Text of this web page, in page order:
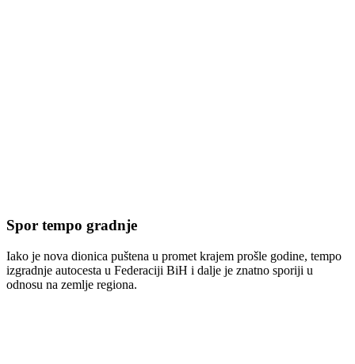
Spor tempo gradnje
Iako je nova dionica puštena u promet krajem prošle godine, tempo
izgradnje autocesta u Federaciji BiH i dalje je znatno sporiji u
odnosu na zemlje regiona.